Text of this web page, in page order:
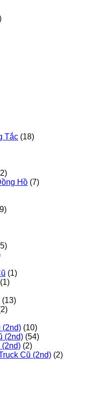
Tắc (18)
Hồ (7)
(1)
(1)
(13)
(2nd) (10)
(2nd) (54)
(2nd) (2)
Cũ (2nd) (2)